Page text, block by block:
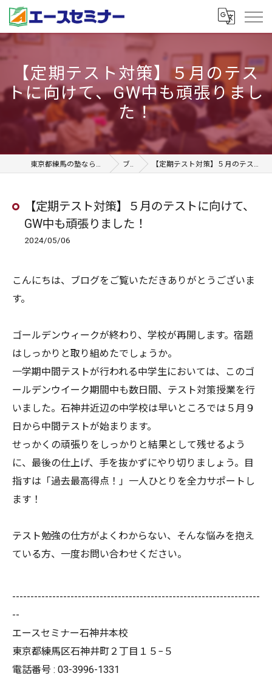
【定期テスト対策】５月のテス
トに向けて、GW中も頑張りまし
た！
東京都練馬の塾ならエースセミナー石神井本校 ブログ 【定期テスト対策】５月のテストに向けて、GW中も頑張りました！
【定期テスト対策】５月のテストに向けて、
GW中も頑張りました！
2024/05/06
こんにちは、ブログをご覧いただきありがとうございま
す。
ゴールデンウィークが終わり、学校が再開します。宿題
はしっかりと取り組めたでしょうか。
一学期中間テストが行われる中学生においては、このゴ
ールデンウイーク期間中も数日間、テスト対策授業を行
いました。石神井近辺の中学校は早いところでは５月９
日から中間テストが始まります。
せっかくの頑張りをしっかりと結果として残せるよう
に、最後の仕上げ、手を抜かずにやり切りましょう。目
指すは「過去最高得点！」一人ひとりを全力サポートし
ます！
テスト勉強の仕方がよくわからない、そんな悩みを抱え
ている方、一度お問い合わせください。
--------------------------------------------------------------------
--
エースセミナー石神井本校
東京都練馬区石神井町２丁目１５−５
電話番号 : 03-3996-1331